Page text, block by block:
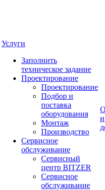
Услуги
Заполнить
техническое задание
Проектирование
Проектирование
Подбор и
поставка
оборудования
Монтаж
Производство
Сервисное
обслуживание
Сервисный
центр BITZER
Сервисное
обслуживание
и